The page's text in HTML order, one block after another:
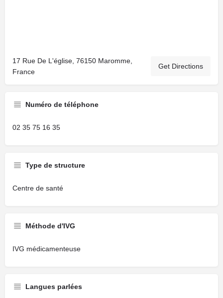
17 Rue De L'église, 76150 Maromme,
France
Get Directions
Numéro de téléphone
02 35 75 16 35
Type de structure
Centre de santé
Méthode d'IVG
IVG médicamenteuse
Langues parlées